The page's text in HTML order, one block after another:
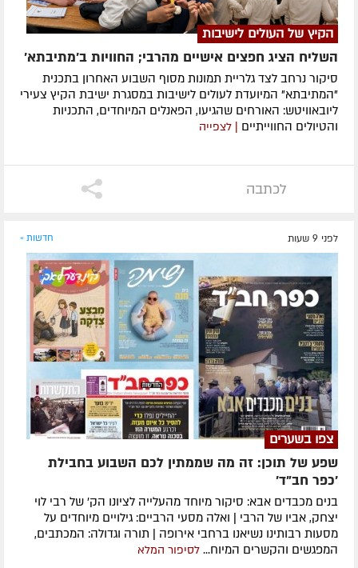
הקיץ של העולים לישיבות
השליח הציג חפצים אישיים מהרבי; החוויות ב'מתיבתא'
סיקור נרחב לצד גלריית תמונות מסוף השבוע האחרון בתכנית
"המתיבתא" המיועדת לעולים לישיבות במסגרת ישיבת הקיץ צעירי
ליובאוויטש: האורחים שהגיעו, הפאנלים המיוחדים, התכניות
והטיולים החווייתיים | לצפייה
לכתבה
לפני 9 שעות חדשות »
צפו בשערים
שפע של תוכן: זה מה שממתין לכם השבוע בחבילת
'כפר חב"ד'
בנים מכבדים אבא: סיקור מיוחד מהעלייה לציונו הק' של רבי לוי
יצחק, אביו של הרבי | ואלה מסעי הרביים: גילויים מיוחדים על
מסעות רבותינו נשיאנו ברחבי אירופה | תורה וגדולה: המכתבים,
המפגשים והקשרים המיוח... לסיפור המלא